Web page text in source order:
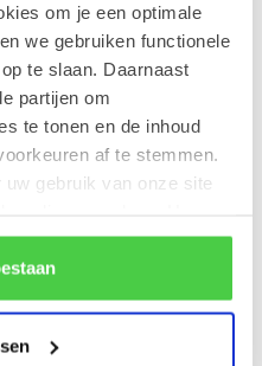
om je een optimale
we gebruiken functionele
te slaan. Daarnaast
partijen om
te tonen en de inhoud
af te stemmen.
gebruik van onze site
cookies blokkeert, het
kan verstoren.